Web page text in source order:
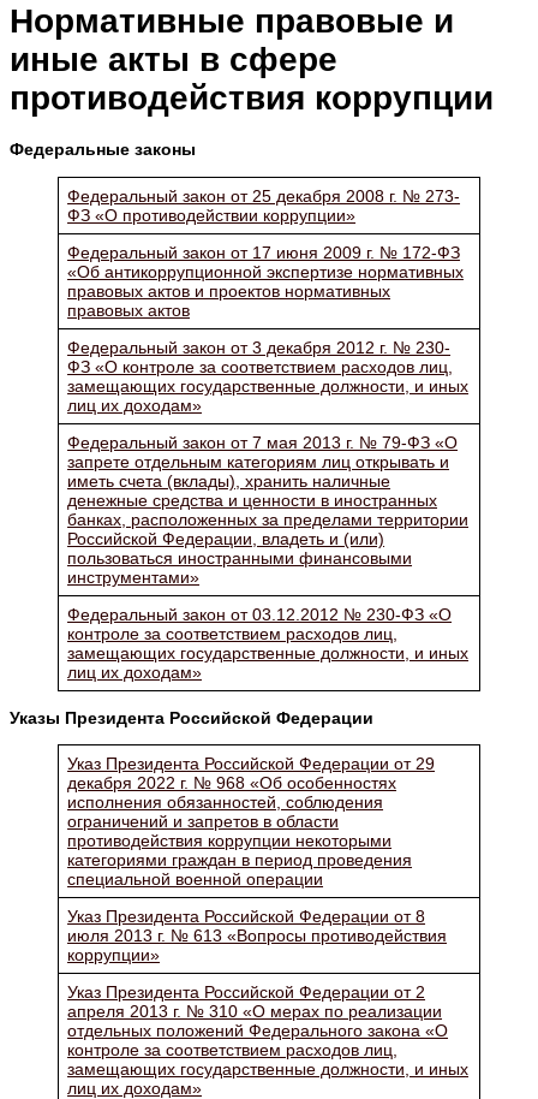
Нормативные правовые и
иные акты в сфере
противодействия коррупции
Федеральные законы
Федеральный закон от 25 декабря 2008 г. № 273-
ФЗ «О противодействии коррупции»
Федеральный закон от 17 июня 2009 г. № 172-ФЗ
«Об антикоррупционной экспертизе нормативных
правовых актов и проектов нормативных
правовых актов
Федеральный закон от 3 декабря 2012 г. № 230-
ФЗ «О контроле за соответствием расходов лиц,
замещающих государственные должности, и иных
лиц их доходам»
Федеральный закон от 7 мая 2013 г. № 79-ФЗ «О
запрете отдельным категориям лиц открывать и
иметь счета (вклады), хранить наличные
денежные средства и ценности в иностранных
банках, расположенных за пределами территории
Российской Федерации, владеть и (или)
пользоваться иностранными финансовыми
инструментами»
Федеральный закон от 03.12.2012 № 230-ФЗ «О
контроле за соответствием расходов лиц,
замещающих государственные должности, и иных
лиц их доходам»
Указы Президента Российской Федерации
Указ Президента Российской Федерации от 29
декабря 2022 г. № 968 «Об особенностях
исполнения обязанностей, соблюдения
ограничений и запретов в области
противодействия коррупции некоторыми
категориями граждан в период проведения
специальной военной операции
Указ Президента Российской Федерации от 8
июля 2013 г. № 613 «Вопросы противодействия
коррупции»
Указ Президента Российской Федерации от 2
апреля 2013 г. № 310 «О мерах по реализации
отдельных положений Федерального закона «О
контроле за соответствием расходов лиц,
замещающих государственные должности, и иных
лиц их доходам»